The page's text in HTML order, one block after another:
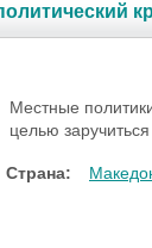
Местные
целью
Страна: